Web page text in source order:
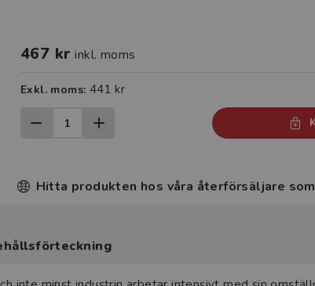
467 kr inkl. moms
Exkl. moms: 441 kr
Hitta produkten hos våra återförsäljare